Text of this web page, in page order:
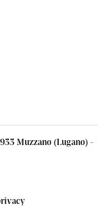
Muzzano (Lugano) -